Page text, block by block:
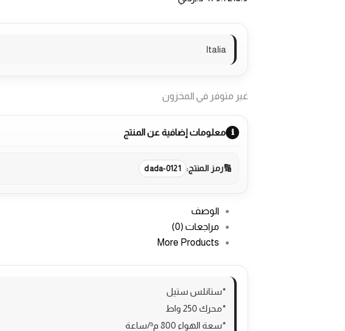
Italia
غير متوفر في المخزون
معلومات إضافية عن المنتج
رمز المنتج: dada-0121
الوصف
مراجعات (0)
More Products
*ستانلس ستيل
*محرك 250 واط
*سعة الهواء 800 م³/ساعة